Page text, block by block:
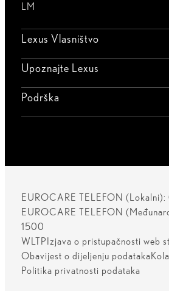
LM
Lexus Vlasništvo
Upoznajte Lexus
Podrška
EUROCARE TELEFON
EUROCARE TELEFON
1500
WLTP Izjava o pristupačnosti web
Obavijest o dijeljenju podataka
Politika privatnosti podataka